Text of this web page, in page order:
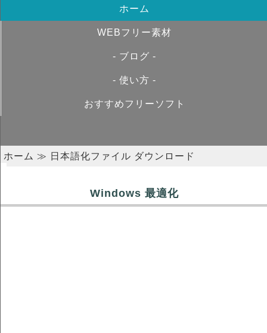
ホーム
WEBフリー素材
- ブログ -
- 使い方 -
おすすめフリーソフト
ホーム ≫ 日本語化ファイル ダウンロード
Windows 最適化